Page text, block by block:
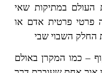
במתיקות שאי
פרטי פרטית אדם או
החלק השבוי שבי
– כמו המקרן באולם